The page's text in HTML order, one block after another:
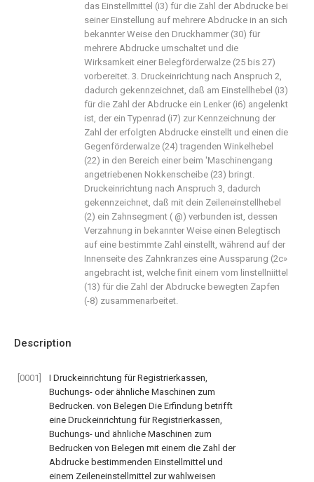
Description
[0001]
I Druckeinrichtung für Registrierkassen,
Buchungs- oder ähnliche Maschinen zum
Bedrucken. von Belegen Die Erfindung betrifft
eine Druckeinrichtung für Registrierkassen,
Buchungs- und ähnliche Maschinen zum
Bedrucken von Belegen mit einem die Zahl der
Abdrucke bestimmenden Einstellmittel und
einem Zeileneinstellmittel zur wahlweisen
das Einstellmittel (i3) für die Zahl der Abdrucke bei
seiner Einstellung auf mehrere Abdrucke in an sich
bekannter Weise den Druckhammer (30) für
mehrere Abdrucke umschaltet und die
Wirksamkeit einer Belegförderwalze (25 bis 27)
vorbereitet. 3. Druckeinrichtung nach Anspruch 2,
dadurch gekennzeichnet, daß am Einstellhebel (i3)
für die Zahl der Abdrucke ein Lenker (i6) angelenkt
ist, der ein Typenrad (i7) zur Kennzeichnung der
Zahl der erfolgten Abdrucke einstellt und einen die
Gegenförderwalze (24) tragenden Winkelhebel
(22) in den Bereich einer beim 'Maschinengang
angetriebenen Nokkenscheibe (23) bringt.
Druckeinrichtung nach Anspruch 3, dadurch
gekennzeichnet, daß mit dein Zeileneinstellhebel
(2) ein Zahnsegment ( @) verbunden ist, dessen
Verzahnung in bekannter Weise einen Belegtisch
auf eine bestimmte Zahl einstellt, während auf der
Innenseite des Zahnkranzes eine Aussparung (2c»
angebracht ist, welche finit einem vom linstellniittel
(13) für die Zahl der Abdrucke bewegten Zapfen
(-8) zusammenarbeitet.